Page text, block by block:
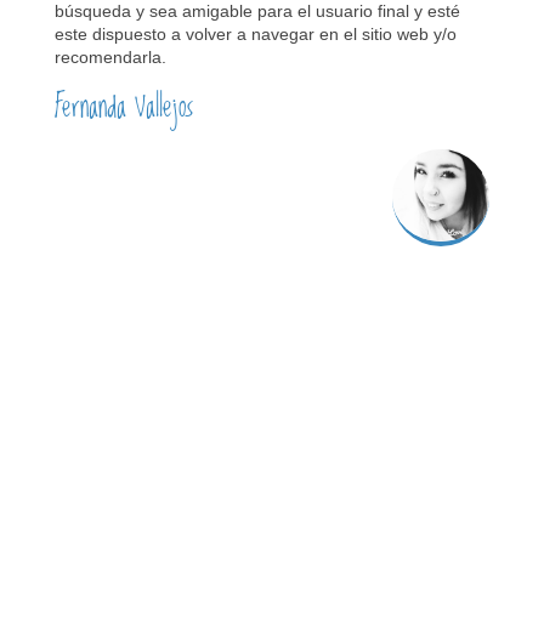
búsqueda y sea amigable para el usuario final y esté
este dispuesto a volver a navegar en el sitio web y/o
recomendarla.
Fernanda Vallejos